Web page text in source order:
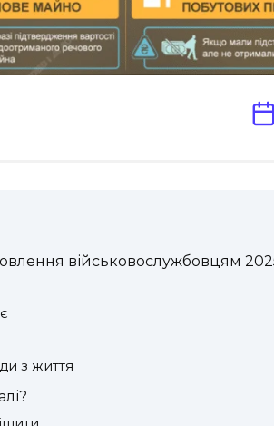
військовослужбовцям
з життя